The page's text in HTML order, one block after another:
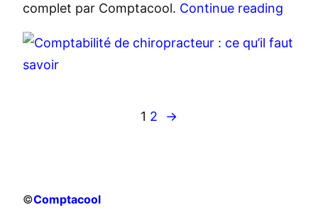
complet par Comptacool. Continue reading
1 2 →
©Comptacool